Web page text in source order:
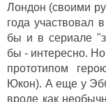
Лондон (своими
года участвовал
бы и в сериале
бы - интересно. Но
прототипом
Юкон). А еще у
вроде как